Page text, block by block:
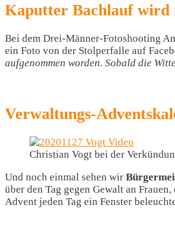
Kaputter Bachlauf
Bei dem Drei-Männer-Fotoshooting
ein Foto von der Stolperfalle auf
aufgenommen worden. Sobald die
Verwaltungs-
Christian Vogt bei der
Und noch einmal sehen wir
über den Tag gegen Gewalt an
Advent jeden Tag ein Fenster